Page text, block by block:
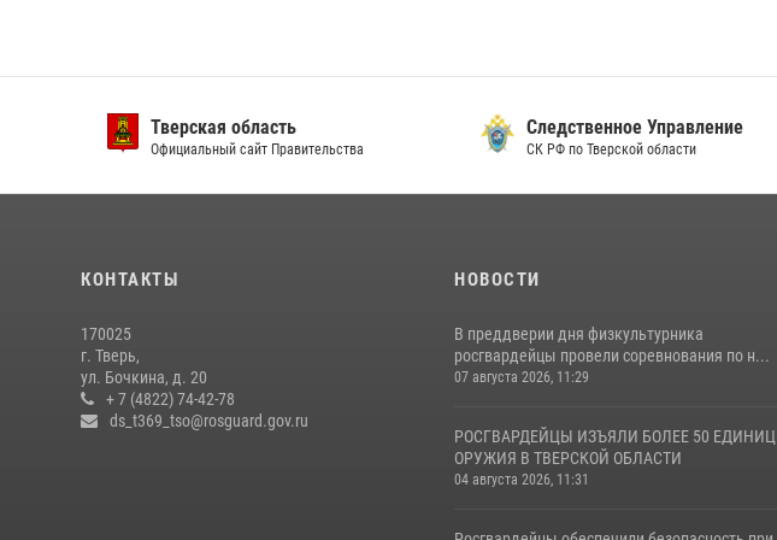
Тверская область
Официальный сайт Правительства
Следственное Управление
СК РФ по Тверской области
КОНТАКТЫ
170025
г. Тверь,
ул. Бочкина, д. 20
+ 7 (4822) 74-42-78
ds_t369_tso@rosguard.gov.ru
НОВОСТИ
В преддверии дня физкультурника
росгвардейцы провели соревнования по н...
07 августа 2026, 11:29
РОСГВАРДЕЙЦЫ ИЗЪЯЛИ БОЛЕЕ 50 ЕДИНИЦ
ОРУЖИЯ В ТВЕРСКОЙ ОБЛАСТИ
04 августа 2026, 11:31